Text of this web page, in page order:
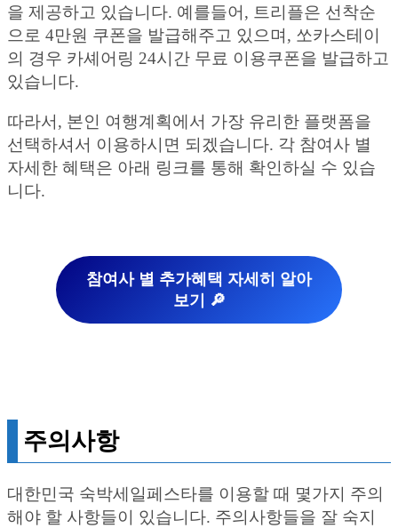
을 제공하고 있습니다. 예를들어, 트리플은 선착순
으로 4만원 쿠폰을 발급해주고 있으며, 쏘카스테이
의 경우 카셰어링 24시간 무료 이용쿠폰을 발급하고
있습니다.
따라서, 본인 여행계획에서 가장 유리한 플랫폼을
선택하셔서 이용하시면 되겠습니다. 각 참여사 별
자세한 혜택은 아래 링크를 통해 확인하실 수 있습
니다.
참여사 별 추가혜택 자세히 알아
보기 🔎
주의사항
대한민국 숙박세일페스타를 이용할 때 몇가지 주의
해야 할 사항들이 있습니다. 주의사항들을 잘 숙지